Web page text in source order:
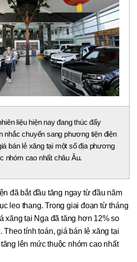
liệu hiện nay đang thúc đẩy
nhắc chuyển sang phương tiện điện
bán lẻ xăng tại một số địa phương
nhóm cao nhất châu Âu.
đã bắt đầu tăng ngay từ đầu năm
leo thang. Trong giai đoạn từ tháng
xăng tại Nga đã tăng hơn 12% so
tính toán, giá bán lẻ xăng tại
lên mức thuộc nhóm cao nhất